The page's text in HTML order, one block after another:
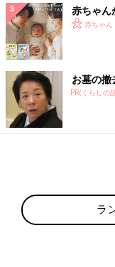
赤ちゃん
赤ちゃん
お墓の撤
PR(くらしの
ラ